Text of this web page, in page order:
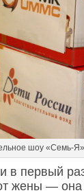
шоу «Семь-
в первый
жены — она